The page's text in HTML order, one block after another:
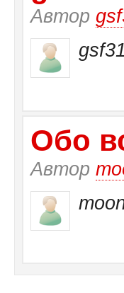
Автор
Обо
Автор